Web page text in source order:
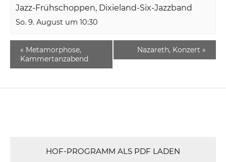
Jazz-Frühschoppen, Dixieland-Six-Jazzband
So. 9. August um 10:30
« Metamorphose,
Kammertanzabend
Nazareth, Konzert »
HOF-PROGRAMM ALS PDF LADEN